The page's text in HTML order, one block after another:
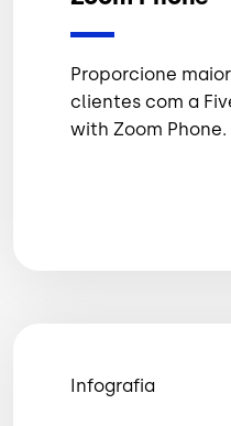
Proporcione
clientes com a
with Zoom Phone.
Infografia